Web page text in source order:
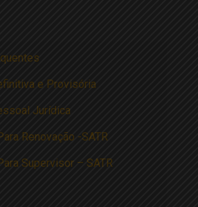
e Provisória
Jurídica
Renovação -SATR
Supervisor – SATR